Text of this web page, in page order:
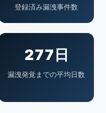
登録済み漏洩事件数
277日
漏洩発覚までの平均日数